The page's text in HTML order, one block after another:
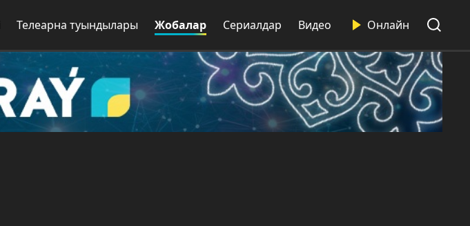
Телеарна туындылары Жобалар Сериалдар Видео Онлайн